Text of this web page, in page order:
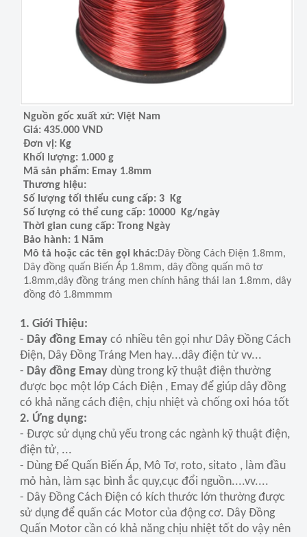
Nguồn gốc xuất xứ: Việt Nam
Giá: 435.000 VND
Đơn vị: Kg
Khối lượng: 1.000 g
Mã sản phẩm: Emay 1.8mm
Thương hiệu:
Số lượng tối thiểu cung cấp: 3 Kg
Số lượng có thể cung cấp: 10000 Kg/ngày
Thời gian cung cấp: Trong Ngày
Bảo hành: 1 Năm
Mô tả hoặc các tên gọi khác:Dây Đồng Cách Điện 1.8mm,
Dây đồng quấn Biến Áp 1.8mm, dây đồng quấn mô tơ
1.8mm,dây đồng tráng men chính hãng thái lan 1.8mm, dây
đồng đỏ 1.8mmmm
1. Giới Thiệu:
- Dây đồng Emay có nhiều tên gọi như Dây Đồng Cách
Điện, Dây Đồng Tráng Men hay...dây điện từ vv...
- Dây đồng Emay dùng trong kỹ thuật điện thường
được bọc một lớp Cách Điện , Emay để giúp dây đồng
có khả năng cách điện, chịu nhiệt và chống oxi hóa tốt
2. Ứng dụng:
- Được sử dụng chủ yếu trong các ngành kỹ thuật điện,
điện tử, ...
- Dùng Để Quấn Biến Áp, Mô Tơ, roto, sitato , làm đầu
mỏ hàn, làm sạc bình ắc quy,cục đổi nguồn....vv....
- Dây Đồng Cách Điện có kích thước lớn thường được
sử dụng để quấn các Motor của động cơ. Dây Đồng
Quấn Motor cần có khả năng chịu nhiệt tốt do vậy nên